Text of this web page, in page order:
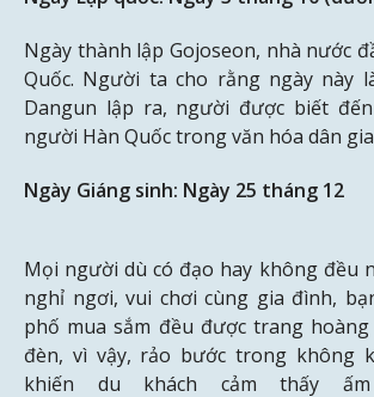
Ngày thành lập Gojoseon, nhà nước
Quốc. Người ta cho rằng ngày này
Dangun lập ra, người được biết
người Hàn Quốc trong văn hóa dân
Ngày Giáng sinh: Ngày 25 tháng 12
Mọi người dù có đạo hay không đều
nghỉ ngơi, vui chơi cùng gia đình,
phố mua sắm đều được trang
đèn, vì vậy, rảo bước trong không
khiến du khách cảm thấy